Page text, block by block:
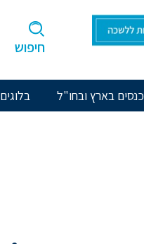
חיפוש
כנסים בארץ ובחו"ל בלוגים